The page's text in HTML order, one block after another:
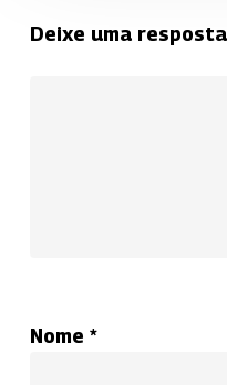
Deixe uma resposta
Nome *